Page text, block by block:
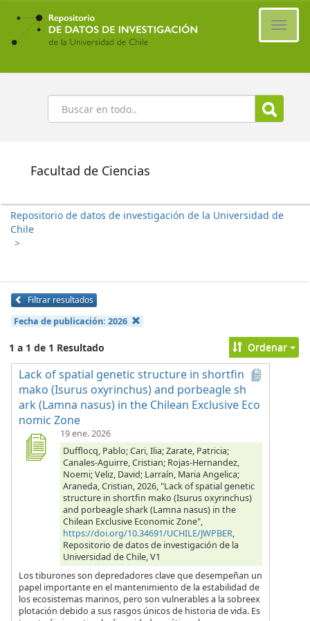
Ir
contenido
principal
Buscar
Facultad de Ciencias
Repositorio de datos de investigación de la Universidad de
Chile
>
Filtrar resultados
Fecha de publicación: 2026
1 a 1 de 1 Resultado Ordenar
Lack of spatial genetic structure in shortfin
mako (Isurus oxyrinchus) and porbeagle sh
ark (Lamna nasus) in the Chilean Exclusive Eco
nomic Zone
19 ene. 2026
Dufflocq, Pablo; Cari, Ilia; Zarate, Patricia;
Canales-Aguirre, Cristian; Rojas-Hernandez,
Noemi; Veliz, David; Larraín, Maria Angelica;
Araneda, Cristian, 2026, "Lack of spatial genetic
structure in shortfin mako (Isurus oxyrinchus)
and porbeagle shark (Lamna nasus) in the
Chilean Exclusive Economic Zone",
https://doi.org/10.34691/UCHILE/JWPBER,
Repositorio de datos de investigación de la
Universidad de Chile, V1
Los tiburones son depredadores clave que desempeñan un
papel importante en el mantenimiento de la estabilidad de
los ecosistemas marinos, pero son vulnerables a la sobreex
plotación debido a sus rasgos únicos de historia de vida. Es